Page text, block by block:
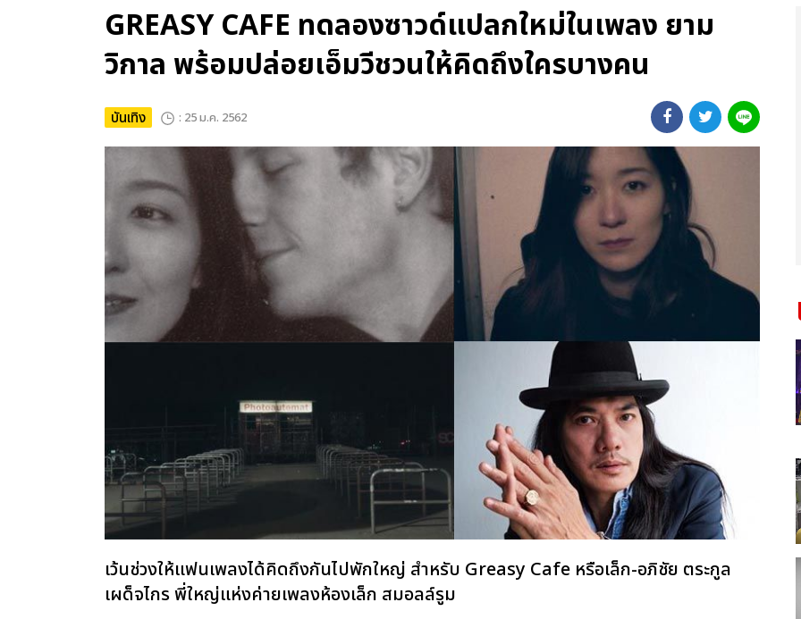
GREASY CAFE ทดลองซาวด์แปลกใหม่ในเพลง ยาม
วิกาล พร้อมปล่อยเอ็มวีชวนให้คิดถึงใครบางคน
บันเทิง : 25 ม.ค. 2562
เว้นช่วงให้แฟนเพลงได้คิดถึงกันไปพักใหญ่ สำหรับ Greasy Cafe หรือเล็ก-อภิชัย ตระกูล
เผด็จไกร พี่ใหญ่แห่งค่ายเพลงห้องเล็ก สมอลล์รูม